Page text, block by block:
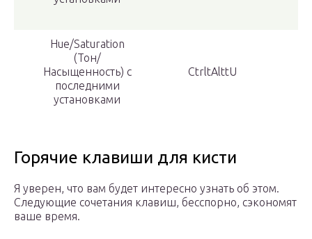
Hue/Saturation
(Тон/
Насыщенность) с
последними
установками
CtrltAlttU
Горячие клавиши для кисти
Я уверен, что вам будет интересно узнать об этом.
Следующие сочетания клавиш, бесспорно, сэкономят
ваше время.